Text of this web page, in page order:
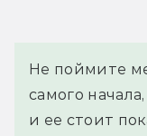
Не поймите
самого
и ее стоит